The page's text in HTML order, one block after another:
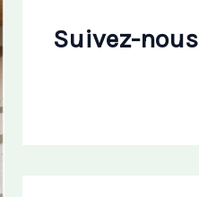
Suivez-nous